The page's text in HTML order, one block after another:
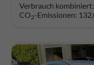
Verbrauch kombiniert:
CO2-Emissionen: